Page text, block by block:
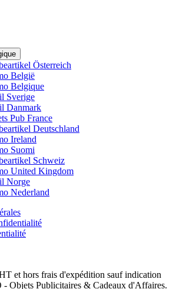
Österreich
België
Belgique
Sverige
Danmark
Pub France
Deutschland
Ireland
Suomi
Schweiz
United Kingdom
Norge
Nederland
et hors frais d'expédition sauf indication
Objets Publicitaires & Cadeaux d'Affaires.